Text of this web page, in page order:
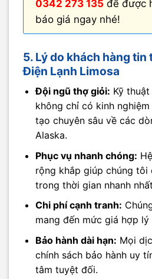
0342 273 135 để được
báo giá ngay nhé!
5. Lý do khách hàng
Điện Lạnh Limosa
Đội ngũ thợ giỏi: Kỹ
không chỉ có kinh
tạo chuyên sâu về các
Alaska.
Phục vụ nhanh chóng:
rộng khắp giúp chúng tôi
trong thời gian nhanh
Chi phí cạnh tranh:
mang đến mức giá hợp lý
Bảo hành dài hạn: Mọi
chính sách bảo hành uy
tâm tuyệt đối.